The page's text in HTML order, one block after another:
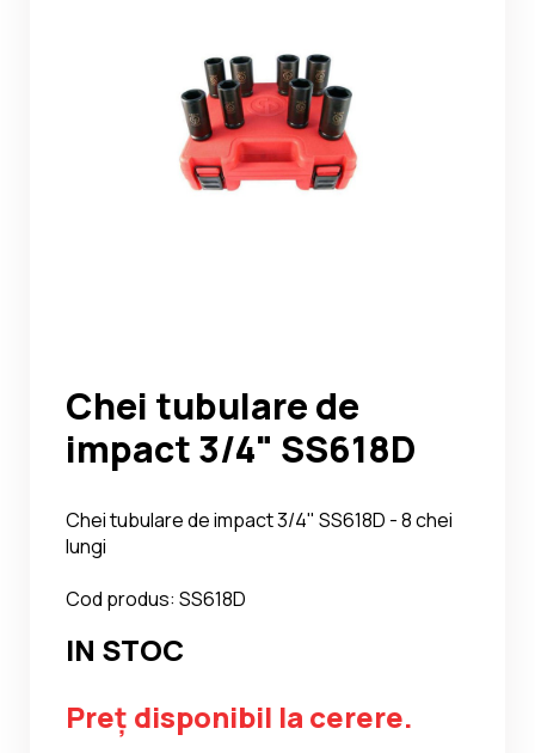
Ghidul Echipamentelor
Chei tubulare de
impact 3/4" SS618D
Chei tubulare de impact 3/4" SS618D - 8 chei
lungi
Cod produs: SS618D
IN STOC
Preț disponibil la cerere.